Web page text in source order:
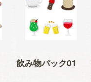
飲み物パック01